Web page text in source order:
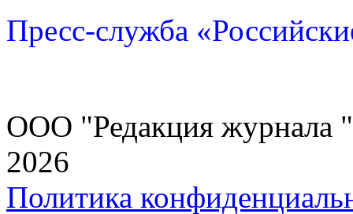
Пресс-служба
ООО "Редакция журнала
2026
Политика